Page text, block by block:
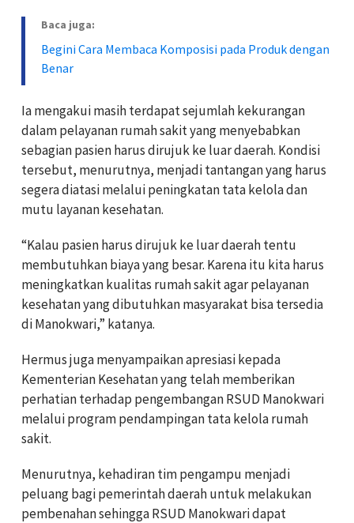
Baca juga:
Begini Cara Membaca Komposisi pada Produk dengan
Benar
Ia mengakui masih terdapat sejumlah kekurangan
dalam pelayanan rumah sakit yang menyebabkan
sebagian pasien harus dirujuk ke luar daerah. Kondisi
tersebut, menurutnya, menjadi tantangan yang harus
segera diatasi melalui peningkatan tata kelola dan
mutu layanan kesehatan.
“Kalau pasien harus dirujuk ke luar daerah tentu
membutuhkan biaya yang besar. Karena itu kita harus
meningkatkan kualitas rumah sakit agar pelayanan
kesehatan yang dibutuhkan masyarakat bisa tersedia
di Manokwari,” katanya.
Hermus juga menyampaikan apresiasi kepada
Kementerian Kesehatan yang telah memberikan
perhatian terhadap pengembangan RSUD Manokwari
melalui program pendampingan tata kelola rumah
sakit.
Menurutnya, kehadiran tim pengampu menjadi
peluang bagi pemerintah daerah untuk melakukan
pembenahan sehingga RSUD Manokwari dapat